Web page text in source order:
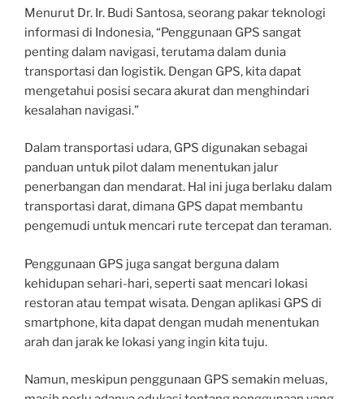
Menurut Dr. Ir. Budi Santosa, seorang pakar teknologi
informasi di Indonesia, “Penggunaan GPS sangat
penting dalam navigasi, terutama dalam dunia
transportasi dan logistik. Dengan GPS, kita dapat
mengetahui posisi secara akurat dan menghindari
kesalahan navigasi.”
Dalam transportasi udara, GPS digunakan sebagai
panduan untuk pilot dalam menentukan jalur
penerbangan dan mendarat. Hal ini juga berlaku dalam
transportasi darat, dimana GPS dapat membantu
pengemudi untuk mencari rute tercepat dan teraman.
Penggunaan GPS juga sangat berguna dalam
kehidupan sehari-hari, seperti saat mencari lokasi
restoran atau tempat wisata. Dengan aplikasi GPS di
smartphone, kita dapat dengan mudah menentukan
arah dan jarak ke lokasi yang ingin kita tuju.
Namun, meskipun penggunaan GPS semakin meluas,